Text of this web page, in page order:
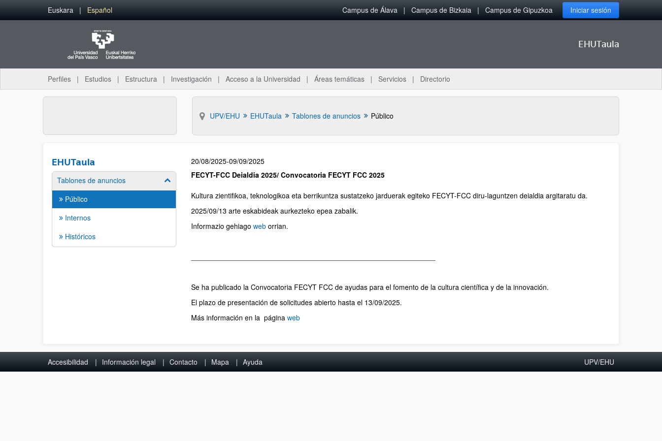
Euskara Español Campus de Álava Campus de Bizkaia Campus de Gipuzkoa Iniciar sesión
EHUTaula
Perfiles Estudios Estructura Investigación Acceso a la Universidad Áreas temáticas Servicios Directorio
UPV/EHU EHUTaula Tablones de anuncios Público
EHUTaula
Tablones de anuncios
Público
Internos
Históricos
20/08/2025-09/09/2025
FECYT-FCC Deialdia 2025/ Convocatoria FECYT FCC 2025
Kultura zientifikoa, teknologikoa eta berrikuntza sustatzeko jarduerak egiteko FECYT-FCC diru-laguntzen deialdia argitaratu da.
2025/09/13 arte eskabideak aurkezteko epea zabalik.
Informazio gehiago web orrian.
Se ha publicado la Convocatoria FECYT FCC de ayudas para el fomento de la cultura científica y de la innovación.
El plazo de presentación de solicitudes abierto hasta el 13/09/2025.
Más información en la página web
Accesibilidad Información legal Contacto Mapa Ayuda UPV/EHU